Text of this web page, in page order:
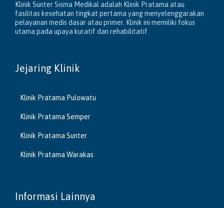
Klinik Sunter Sisma Medikal adalah Klinik Pratama atau
fasilitas kesehatan tingkat pertama yang menyelenggarakan
pelayanan medis dasar atau primer. Klinik ini memiliki fokus
utama pada upaya kuratif dan rehabilitatif.
Jejaring Klinik
Klinik Pratama Pulowatu
Klinik Pratama Semper
Klinik Pratama Sunter
Klinik Pratama Warakas
Informasi Lainnya